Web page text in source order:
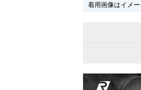
着用画像はイメ